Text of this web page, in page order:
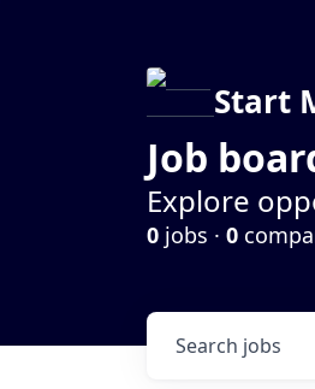
Start
Job
Explore
0 jobs · 0
Search jobs